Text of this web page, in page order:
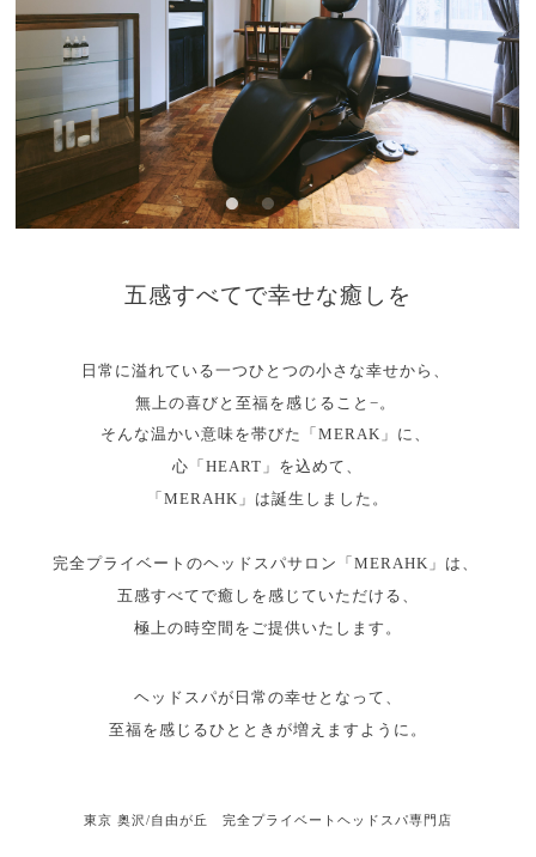
五感すべてで幸せな癒しを
日常に溢れている一つひとつの小さな幸せから、
無上の喜びと至福を感じること−。
そんな温かい意味を帯びた「MERAK」に、
心「HEART」を込めて、
「MERAHK」は誕生しました。
完全プライベートのヘッドスパサロン「MERAHK」は、
五感すべてで癒しを感じていただける、
極上の時空間をご提供いたします。
ヘッドスパが日常の幸せとなって、
至福を感じるひとときが増えますように。
東京 奥沢/自由が丘 完全プライベートヘッドスパ専門店